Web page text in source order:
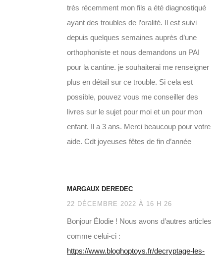
très récemment mon fils a été diagnostiqué
ayant des troubles de l’oralité. Il est suivi
depuis quelques semaines auprès d’une
orthophoniste et nous demandons un PAI
pour la cantine. je souhaiterai me renseigner
plus en détail sur ce trouble. Si cela est
possible, pouvez vous me conseiller des
livres sur le sujet pour moi et un pour mon
enfant. Il a 3 ans. Merci beaucoup pour votre
aide. Cdt joyeuses fêtes de fin d’année
MARGAUX DEREDEC
22 DÉCEMBRE 2022 À 16 H 26
Bonjour Élodie ! Nous avons d’autres articles
comme celui-ci :
https://www.bloghoptoys.fr/decryptage-les-